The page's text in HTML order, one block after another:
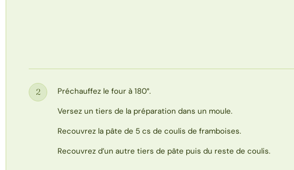
Étape
2
Préchauffez le four à 180°.
Versez un tiers de la préparation dans un moule.
Recouvrez la pâte de 5 cs de coulis de framboises.
Recouvrez d’un autre tiers de pâte puis du reste de coulis.